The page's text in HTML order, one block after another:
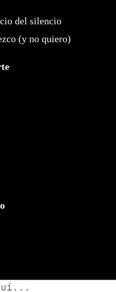
del silencio
(y no quiero)